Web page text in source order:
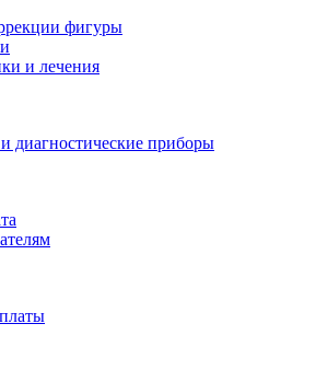
фигуры
и лечения
диагностические приборы